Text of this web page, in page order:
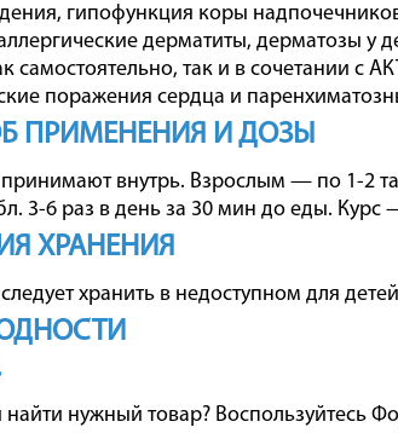
гипофункция коры
дерматиты, дерматозы
самостоятельно, так и в сочетании с
поражения сердца и
ПРИМЕНЕНИЯ И ДОЗЫ
внутрь. Взрослым — по 1-2
3-6 раз в день за 30 мин до еды. Курс
ХРАНЕНИЯ
хранить в недоступном для
нужный товар? Воспользуйтесь